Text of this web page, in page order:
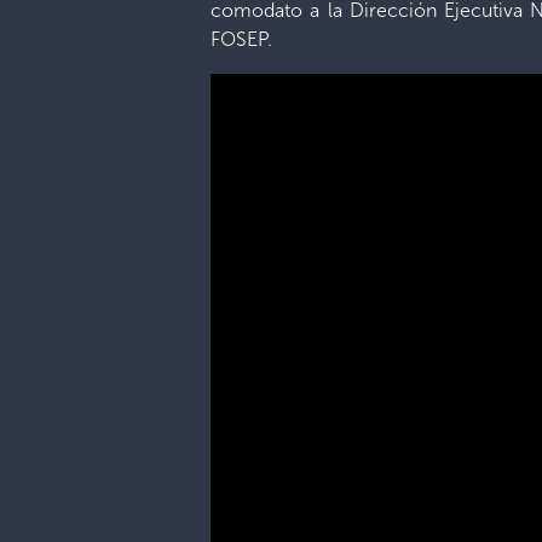
comodato a la Dirección Ejecutiva
FOSEP.